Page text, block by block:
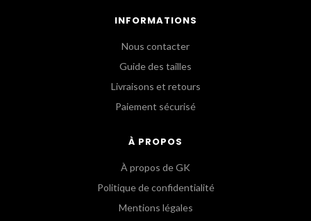
INFORMATIONS
Nous contacter
Guide des tailles
Livraisons et retours
Paiement sécurisé
À PROPOS
À propos de GK
Politique de confidentialité
Mentions légales